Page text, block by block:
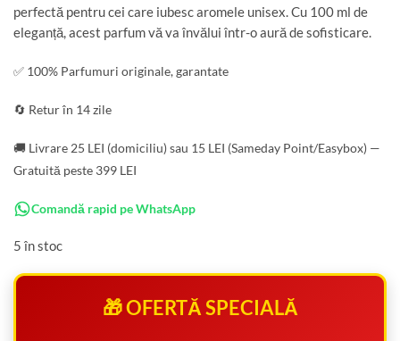
perfectă pentru cei care iubesc aromele unisex. Cu 100 ml de
eleganță, acest parfum vă va învălui într-o aură de sofisticare.
✅ 100% Parfumuri originale, garantate
🔄 Retur în 14 zile
🚚 Livrare 25 LEI (domiciliu) sau 15 LEI (Sameday Point/Easybox) —
Gratuită peste 399 LEI
Comandă rapid pe WhatsApp
5 în stoc
🎁 OFERTĂ SPECIALĂ